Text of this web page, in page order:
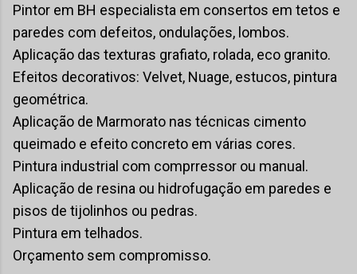
Pintor em BH especialista em consertos em tetos e
paredes com defeitos, ondulações, lombos.
Aplicação das texturas grafiato, rolada, eco granito.
Efeitos decorativos: Velvet, Nuage, estucos, pintura
geométrica.
Aplicação de Marmorato nas técnicas cimento
queimado e efeito concreto em várias cores.
Pintura industrial com comprressor ou manual.
Aplicação de resina ou hidrofugação em paredes e
pisos de tijolinhos ou pedras.
Pintura em telhados.
Orçamento sem compromisso.